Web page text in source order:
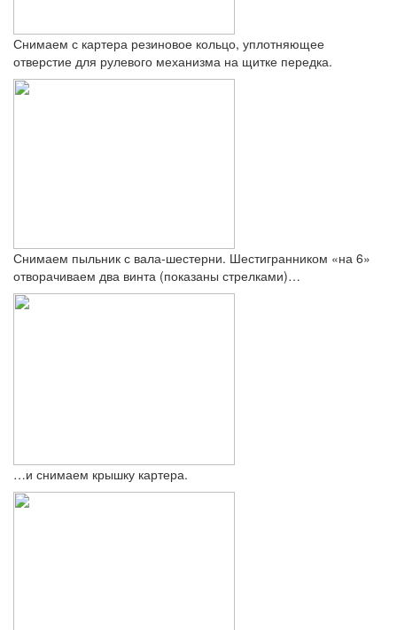
Снимаем с картера резиновое кольцо, уплотняющее
отверстие для рулевого механизма на щитке передка.
Снимаем пыльник с вала-шестерни. Шестигранником «на 6»
отворачиваем два винта (показаны стрелками)…
…и снимаем крышку картера.